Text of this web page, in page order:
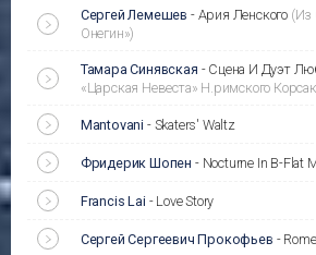
Сергей Лемешев - Ария Ленского (Из
Онегин»)
Тамара Синявская - Сцена И Дуэт
«Царская Невеста» Н.римского
Mantovani - Skaters' Waltz
Фридерик Шопен - Nocturne In B-Flat
Francis Lai - Love Story
Сергей Сергеевич Прокофьев -